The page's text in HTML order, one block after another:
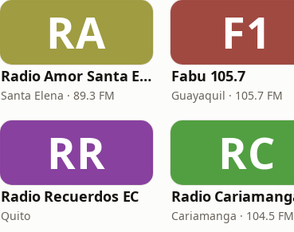
RA
Radio Amor Santa Elena
Santa Elena · 89.3 FM
F1
Fabu 105.7
Guayaquil · 105.7 FM
RR
Radio Recuerdos EC
Quito
RC
Cariamanga · 104.5 FM